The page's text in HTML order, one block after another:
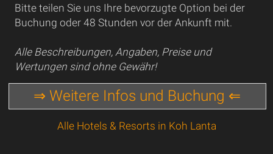
Bitte teilen Sie uns Ihre bevorzugte Option bei der
Buchung oder 48 Stunden vor der Ankunft mit.
Alle Beschreibungen, Angaben, Preise und
Wertungen sind ohne Gewähr!
⇒ Weitere Infos und Buchung ⇐
Alle Hotels & Resorts in Koh Lanta